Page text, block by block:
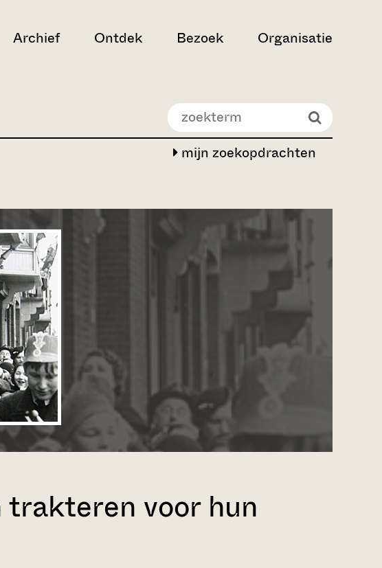
Archief Ontdek Bezoek Organisatie
mijn zoekopdrachten
trakteren voor hun